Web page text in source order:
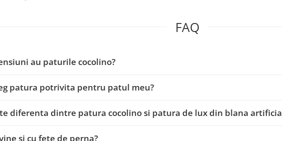
FAQ
au paturile cocolino?
patura potrivita pentru patul meu?
diferenta dintre patura cocolino si patura de lux din blana
si cu fete de perna?